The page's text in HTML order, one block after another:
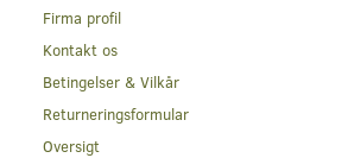
Firma profil
Kontakt os
Betingelser & Vilkår
Returneringsformular
Oversigt